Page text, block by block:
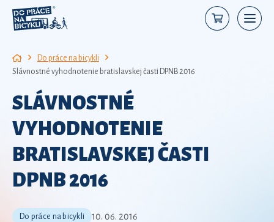
Do práce na bicykli
Slávnostné vyhodnotenie bratislavskej časti DPNB 2016
SLÁVNOSTNÉ
VYHODNOTENIE
BRATISLAVSKEJ ČASTI
DPNB 2016
Do práce na bicykli 10. 06. 2016